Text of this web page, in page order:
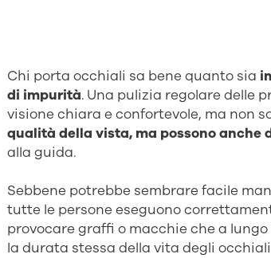
Chi porta occhiali sa bene quanto sia
di impurità. Una pulizia regolare delle
visione chiara e confortevole, ma non
qualità della vista, ma possono anche
alla guida.
Sebbene potrebbe sembrare facile
tutte le persone eseguono
provocare graffi o macchie che a
la durata stessa della vita degli